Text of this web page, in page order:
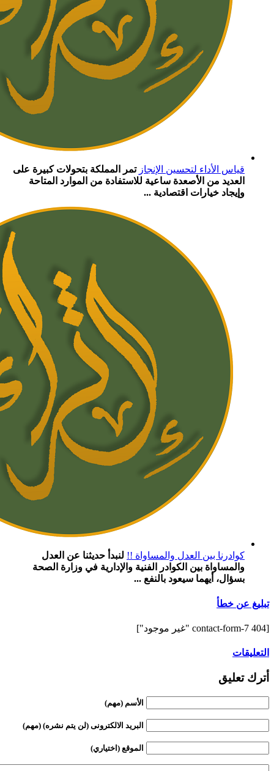
قياس الأداء لتحسين الإنجاز تمر المملكة بتحولات كبيرة على
العديد من الأصعدة ساعية للاستفادة من الموارد المتاحة
وإيجاد خيارات اقتصادية ...
كوادرنا بين العدل والمساواة !! لنبدأ حديثنا عن العدل
والمساواة بين الكوادر الفنية والإدارية في وزارة الصحة
بسؤال، أيهما سيعود بالنفع ...
تبليغ عن خطأ
[contact-form-7 404 "غير موجود"]
التعليقات
أترك تعليق
الأسم (مهم)
البريد الالكترونى (لن يتم نشره) (مهم)
الموقع (اختياري)